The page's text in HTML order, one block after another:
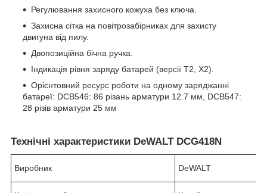
Регулювання захисного кожуха без ключа.
Захисна сітка на повітрозабірниках для захисту
двигуна від пилу.
Двопозиційна бічна ручка.
Індикація рівня заряду батарей (версії T2, X2).
Орієнтовний ресурс роботи на одному заряджанні
батареї: DCB546: 86 різань арматури 12.7 мм, DCB547:
28 різів арматури 25 мм
Технічні характеристики DeWALT DCG418N
Виробник DeWALT